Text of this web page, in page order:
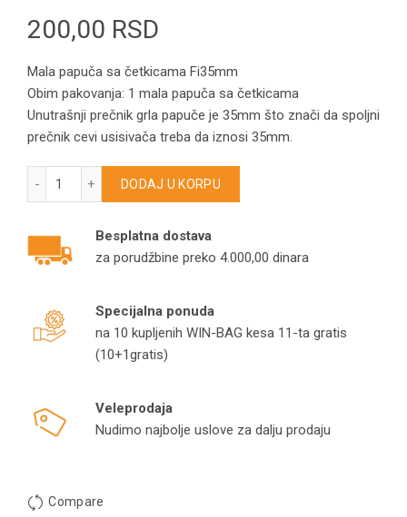
200,00 RSD
Mala papuča sa četkicama Fi35mm
Obim pakovanja: 1 mala papuča sa četkicama
Unutrašnji prečnik grla papuče je 35mm što znači da spoljni
prečnik cevi usisivača treba da iznosi 35mm.
Mala papuča sa četkicama Fi35mm količina
DODAJ U KORPU
Besplatna dostava
za porudžbine preko 4.000,00 dinara
Specijalna ponuda
na 10 kupljenih WIN-BAG kesa 11-ta gratis
(10+1gratis)
Veleprodaja
Nudimo najbolje uslove za dalju prodaju
Compare